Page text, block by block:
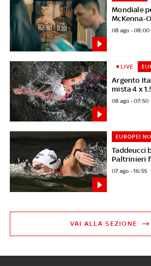
Mondiale
McKenna-
08 ago - 08:00
Argento
mista 4 x
LIVE
08 ago - 07:50
Taddeucci
Paltrinieri
EUROPEI
07 ago - 16:55
VAI ALLA SEZIONE